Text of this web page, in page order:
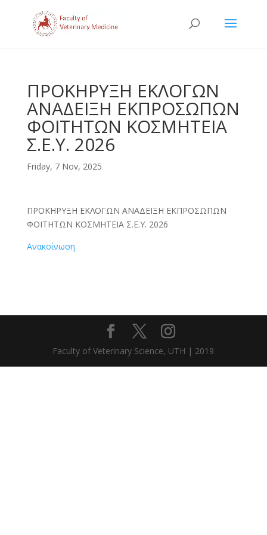
ΠΡΟΚΗΡΥΞΗ ΕΚΛΟΓΩΝ
ΑΝΑΔΕΙΞΗ ΕΚΠΡΟΣΩΠΩΝ
ΦΟΙΤΗΤΩΝ ΚΟΣΜΗΤΕΙΑ
Σ.Ε.Υ. 2026
Friday, 7 Nov, 2025
ΠΡΟΚΗΡΥΞΗ ΕΚΛΟΓΩΝ ΑΝΑΔΕΙΞΗ ΕΚΠΡΟΣΩΠΩΝ
ΦΟΙΤΗΤΩΝ ΚΟΣΜΗΤΕΙΑ Σ.Ε.Υ. 2026
Ανακοίνωση
Faculty of Veterinary Science, UTH | 2019